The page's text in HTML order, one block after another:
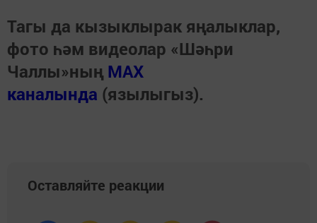
Тагы да кызыклырак яңалыклар,
фото һәм видеолар «Шәһри
Чаллы»ның MAX
каналында (язылыгыз).
Оставляйте реакции